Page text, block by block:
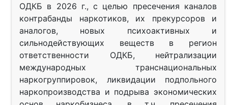
ОДКБ в 2026 г., с целью пресечения каналов
контрабанды наркотиков, их прекурсоров и
аналогов, новых психоактивных и
сильнодействующих веществ в регион
ответственности ОДКБ, нейтрализации
международных транснациональных
наркогруппировок, ликвидации подпольного
наркопроизводства и подрыва экономических